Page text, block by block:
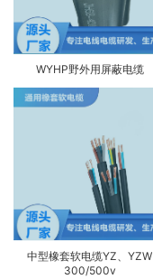
WYHP野外用屏蔽电缆
中型橡套软电缆YZ、YZW
300/500v